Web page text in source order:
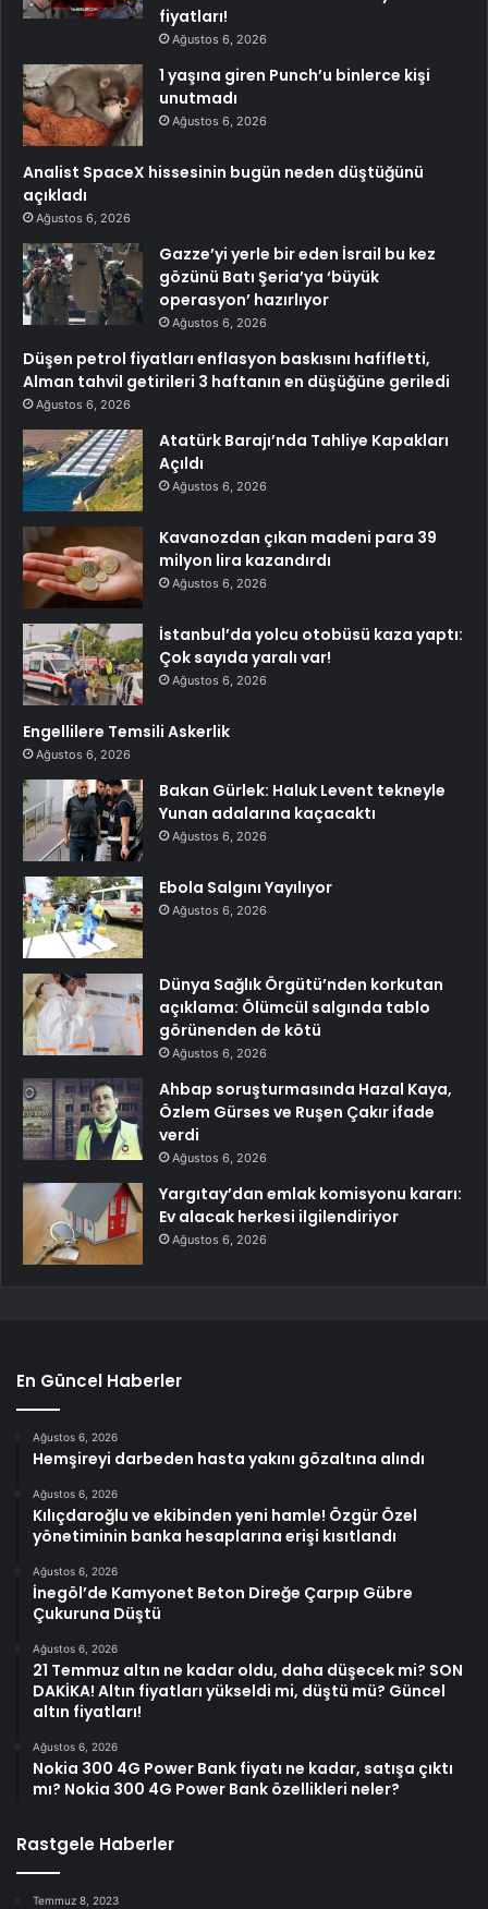
fiyatları!
Ağustos 6, 2026
1 yaşına giren Punch’u binlerce kişi
unutmadı
Ağustos 6, 2026
Analist SpaceX hissesinin bugün neden düştüğünü
açıkladı
Ağustos 6, 2026
Gazze’yi yerle bir eden İsrail bu kez
gözünü Batı Şeria’ya ‘büyük
operasyon’ hazırlıyor
Ağustos 6, 2026
Düşen petrol fiyatları enflasyon baskısını hafifletti,
Alman tahvil getirileri 3 haftanın en düşüğüne geriledi
Ağustos 6, 2026
Atatürk Barajı’nda Tahliye Kapakları
Açıldı
Ağustos 6, 2026
Kavanozdan çıkan madeni para 39
milyon lira kazandırdı
Ağustos 6, 2026
İstanbul’da yolcu otobüsü kaza yaptı:
Çok sayıda yaralı var!
Ağustos 6, 2026
Engellilere Temsili Askerlik
Ağustos 6, 2026
Bakan Gürlek: Haluk Levent tekneyle
Yunan adalarına kaçacaktı
Ağustos 6, 2026
Ebola Salgını Yayılıyor
Ağustos 6, 2026
Dünya Sağlık Örgütü’nden korkutan
açıklama: Ölümcül salgında tablo
görünenden de kötü
Ağustos 6, 2026
Ahbap soruşturmasında Hazal Kaya,
Özlem Gürses ve Ruşen Çakır ifade
verdi
Ağustos 6, 2026
Yargıtay’dan emlak komisyonu kararı:
Ev alacak herkesi ilgilendiriyor
Ağustos 6, 2026
En Güncel Haberler
Ağustos 6, 2026
Hemşireyi darbeden hasta yakını gözaltına alındı
Ağustos 6, 2026
Kılıçdaroğlu ve ekibinden yeni hamle! Özgür Özel
yönetiminin banka hesaplarına erişi kısıtlandı
Ağustos 6, 2026
İnegöl’de Kamyonet Beton Direğe Çarpıp Gübre
Çukuruna Düştü
Ağustos 6, 2026
21 Temmuz altın ne kadar oldu, daha düşecek mi? SON
DAKİKA! Altın fiyatları yükseldi mi, düştü mü? Güncel
altın fiyatları!
Ağustos 6, 2026
Nokia 300 4G Power Bank fiyatı ne kadar, satışa çıktı
mı? Nokia 300 4G Power Bank özellikleri neler?
Rastgele Haberler
Temmuz 8, 2023